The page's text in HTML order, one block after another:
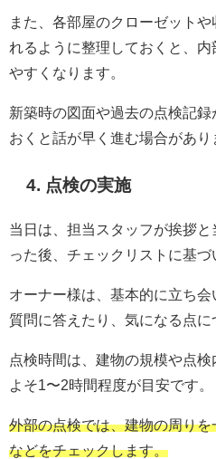
また、各部屋のクローゼット
れるように整理しておくと、内
やすくなります。
新築時の図面や過去の点検記
おくと話が早く進む場合があり
4. 点検の実施
当日は、担当スタッフが挨拶
った後、チェックリストに基づ
オーナー様は、基本的に立ち
質問に答えたり、気になる点に
点検時間は、建物の規模や点
よそ1〜2時間程度が目安です。
外部の点検では、建物の周り
などをチェックします。